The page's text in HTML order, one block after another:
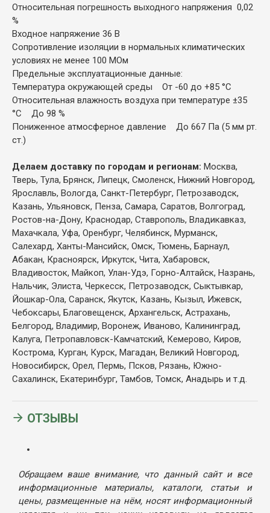
Относительная погрешность выходного напряжения 0,02
%
Входное напряжение 36 В
Сопротивление изоляции в нормальных климатических
условиях не менее 100 МОм
Предельные эксплуатационные данные:
Температура окружающей среды От -60 до +85 °C
Относительная влажность воздуха при температуре ±35
°C До 98 %
Пониженное атмосферное давление До 667 Па (5 мм рт.
ст.)
Делаем доставку по городам и регионам: Москва,
Тверь, Тула, Брянск, Липецк, Смоленск, Нижний Новгород,
Ярославль, Вологда, Санкт-Петербург, Петрозаводск,
Казань, Ульяновск, Пенза, Самара, Саратов, Волгоград,
Ростов-на-Дону, Краснодар, Ставрополь, Владикавказ,
Махачкала, Уфа, Оренбург, Челябинск, Мурманск,
Салехард, Ханты-Мансийск, Омск, Тюмень, Барнаул,
Абакан, Красноярск, Иркутск, Чита, Хабаровск,
Владивосток, Майкоп, Улан-Удэ, Горно-Алтайск, Назрань,
Нальчик, Элиста, Черкесск, Петрозаводск, Сыктывкар,
Йошкар-Ола, Саранск, Якутск, Казань, Кызыл, Ижевск,
Чебоксары, Благовещенск, Архангельск, Астрахань,
Белгород, Владимир, Воронеж, Иваново, Калининград,
Калуга, Петропавловск-Камчатский, Кемерово, Киров,
Кострома, Курган, Курск, Магадан, Великий Новгород,
Новосибирск, Орел, Пермь, Псков, Рязань, Южно-
Сахалинск, Екатеринбург, Тамбов, Томск, Анадырь и т.д.
ОТЗЫВЫ
Обращаем ваше внимание, что данный сайт и все
информационные материалы, каталоги, статьи и
цены, размещенные на нём, носят информационный